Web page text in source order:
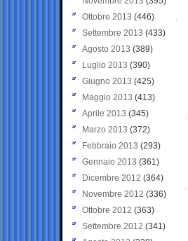
Ottobre 2013 (446)
Settembre 2013 (433)
Agosto 2013 (389)
Luglio 2013 (390)
Giugno 2013 (425)
Maggio 2013 (413)
Aprile 2013 (345)
Marzo 2013 (372)
Febbraio 2013 (293)
Gennaio 2013 (361)
Dicembre 2012 (364)
Novembre 2012 (336)
Ottobre 2012 (363)
Settembre 2012 (341)